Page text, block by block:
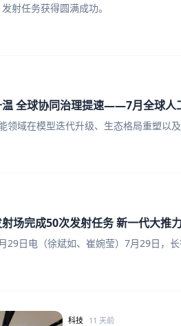
射任务获得圆满成功。
温 全球协同治理提速——7月全球人
领域在模型迭代升级、生态格局重塑以
场完成50次发射任务 新一代大推
29日电（徐斌如、崔婉莹）7月29日，
科技 11 天前